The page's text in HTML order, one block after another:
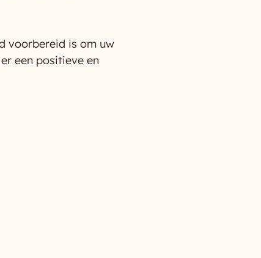
voorbereid is om uw
een positieve en